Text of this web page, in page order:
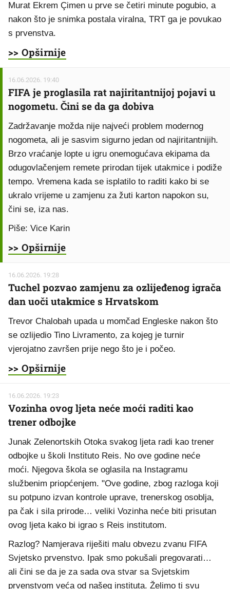
Murat Ekrem Çimen u prve se četiri minute pogubio, a
nakon što je snimka postala viralna, TRT ga je povukao
s prvenstva.
>> Opširnije
16.06.2026. 19:40
FIFA je proglasila rat najiritantnijoj pojavi u
nogometu. Čini se da ga dobiva
Zadržavanje možda nije najveći problem modernog
nogometa, ali je sasvim sigurno jedan od najiritantnijih.
Brzo vraćanje lopte u igru onemogućava ekipama da
odugovlačenjem remete prirodan tijek utakmice i podiže
tempo. Vremena kada se isplatilo to raditi kako bi se
ukralo vrijeme u zamjenu za žuti karton napokon su,
čini se, iza nas.
Piše: Vice Karin
>> Opširnije
16.06.2026. 19:28
Tuchel pozvao zamjenu za ozlijeđenog igrača
dan uoči utakmice s Hrvatskom
Trevor Chalobah upada u momčad Engleske nakon što
se ozlijedio Tino Livramento, za kojeg je turnir
vjerojatno završen prije nego što je i počeo.
>> Opširnije
16.06.2026. 19:23
Vozinha ovog ljeta neće moći raditi kao
trener odbojke
Junak Zelenortskih Otoka svakog ljeta radi kao trener
odbojke u školi Instituto Reis. No ove godine neće
moći. Njegova škola se oglasila na Instagramu
službenim priopćenjem. "Ove godine, zbog razloga koji
su potpuno izvan kontrole uprave, trenerskog osoblja,
pa čak i sila prirode… veliki Vozinha neće biti prisutan
ovog ljeta kako bi igrao s Reis institutom.
Razlog? Namjerava riješiti malu obvezu zvanu FIFA
Svjetsko prvenstvo. Ipak smo pokušali pregovarati…
ali čini se da je za sada ova stvar sa Svjetskim
prvenstvom veća od našeg instituta. Želimo ti svu